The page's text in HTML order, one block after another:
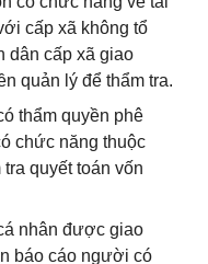
cấp xã không tổ
dân cấp xã giao
quản lý để thẩm tra.
thẩm quyền phê
chức năng thuộc
quyết toán vốn
nhân được giao
báo cáo người có